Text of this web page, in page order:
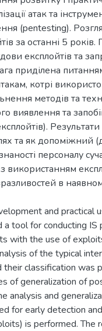
атак та
(pentesting).
за останні 5
експлойтів та
приділена
котрі
методів та
виявлення та
та як допоміжний
персоналу
використанням
в
and practical
tool for conducting
with the use of
of the typical
classification was
of generalization of
analysis and
for early detection
is performed. The